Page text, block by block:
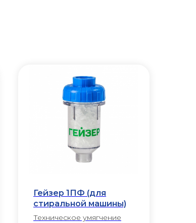
Гейзер 1ПФ (для
стиральной машины)
Техническое умягчение